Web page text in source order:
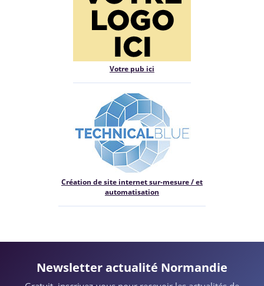
Votre pub ici
Création de site internet sur-mesure / et
automatisation
Newsletter actualité Normandie